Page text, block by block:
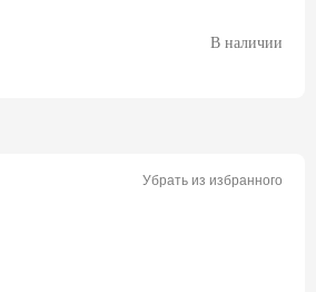
В наличии
Убрать из избранного